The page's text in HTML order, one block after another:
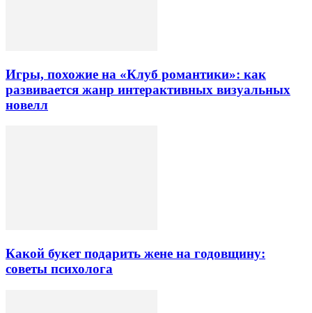
Игры, похожие на «Клуб романтики»: как
развивается жанр интерактивных визуальных
новелл
Какой букет подарить жене на годовщину:
советы психолога